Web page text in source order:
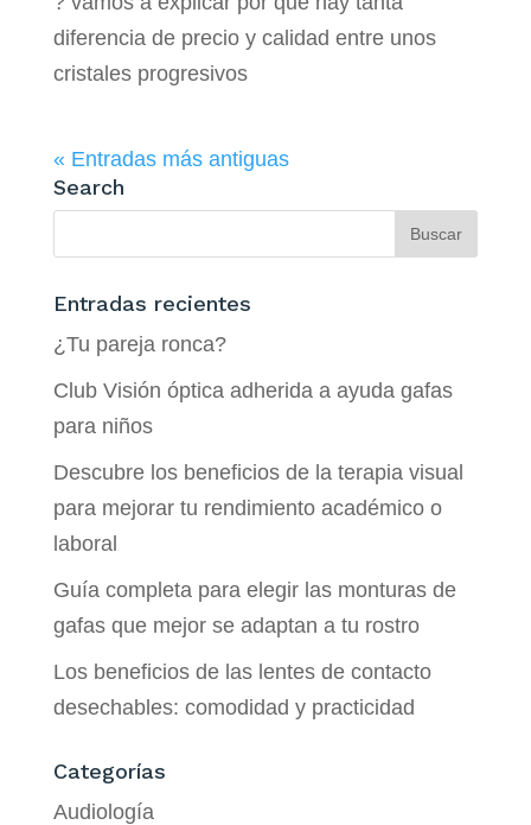
diferencia de precio y calidad entre unos
cristales progresivos
« Entradas más antiguas
Search
Entradas recientes
¿Tu pareja ronca?
Club Visión óptica adherida a ayuda gafas
para niños
Descubre los beneficios de la terapia visual
para mejorar tu rendimiento académico o
laboral
Guía completa para elegir las monturas de
gafas que mejor se adaptan a tu rostro
Los beneficios de las lentes de contacto
desechables: comodidad y practicidad
Categorías
Audiología